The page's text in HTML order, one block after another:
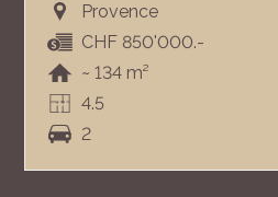
Provence
CHF 850'000.-
~ 134 m²
4.5
2